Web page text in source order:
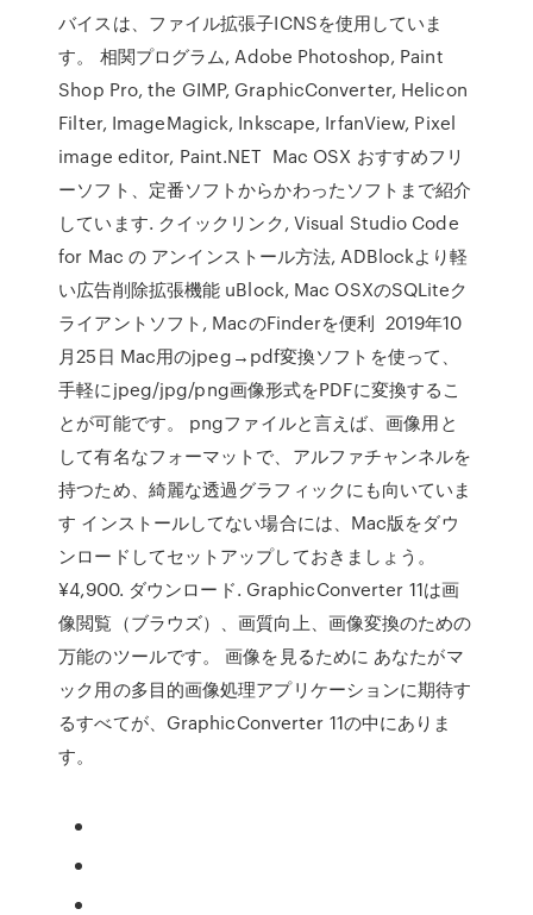
バイスは、ファイル拡張子ICNSを使用していま
す。 相関プログラム, Adobe Photoshop, Paint
Shop Pro, the GIMP, GraphicConverter, Helicon
Filter, ImageMagick, Inkscape, IrfanView, Pixel
image editor, Paint.NET Mac OSX おすすめフリ
ーソフト、定番ソフトからかわったソフトまで紹介
しています. クイックリンク, Visual Studio Code
for Mac の アンインストール方法, ADBlockより軽
い広告削除拡張機能 uBlock, Mac OSXのSQLiteク
ライアントソフト, MacのFinderを便利 2019年10
月25日 Mac用のjpeg→pdf変換ソフトを使って、
手軽にjpeg/jpg/png画像形式をPDFに変換するこ
とが可能です。 pngファイルと言えば、画像用と
して有名なフォーマットで、アルファチャンネルを
持つため、綺麗な透過グラフィックにも向いていま
す インストールしてない場合には、Mac版をダウ
ンロードしてセットアップしておきましょう。
¥4,900. ダウンロード. GraphicConverter 11は画
像閲覧（ブラウズ）、画質向上、画像変換のための
万能のツールです。 画像を見るために あなたがマ
ック用の多目的画像処理アプリケーションに期待す
るすべてが、GraphicConverter 11の中にありま
す。